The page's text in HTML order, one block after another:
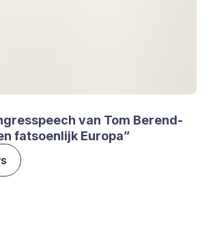
van Tom Berend­
fat­soen­lijk Euro­pa”